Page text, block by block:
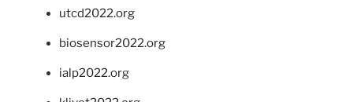
utcd2022.org
biosensor2022.org
ialp2022.org